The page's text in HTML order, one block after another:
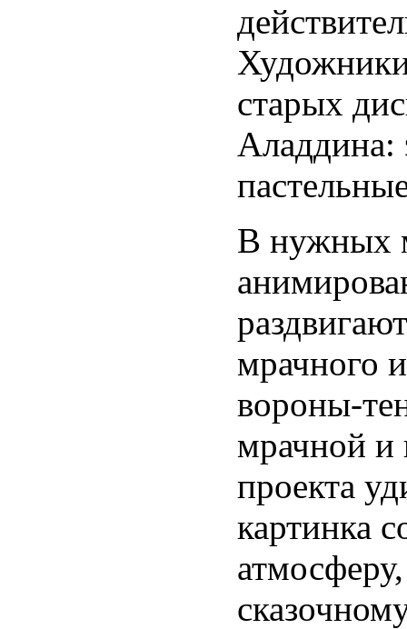
старых
Аладдина:
В нужных
мрачного
вороны-
мрачной и
проекта
картинка